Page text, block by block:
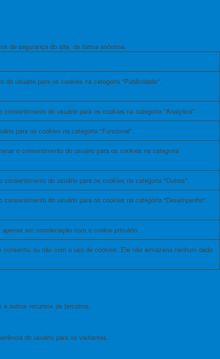
de segurança do site, de forma anônima.
do usuário para os cookies na categoria "Publicidade".
do usuário para os cookies na categoria "Analytics".
para os cookies na categoria "Funcional".
o consentimento do usuário para os cookies na categoria
do usuário para os cookies na categoria "Outros".
do usuário para os cookies na categoria "Desempenho".
em coordenação com o cookie primário.
ou não com o uso de cookies. Ele não armazena nenhum dado
outros recursos de terceiros.
do usuário para os visitantes.